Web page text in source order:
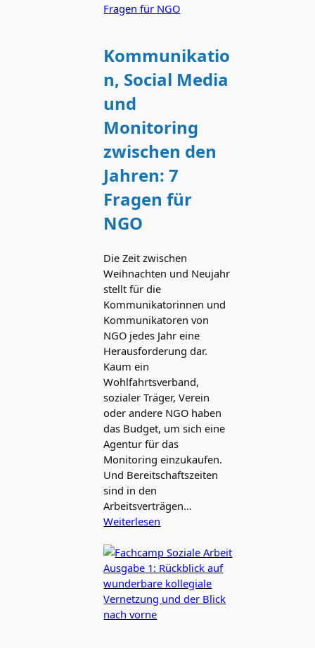
Kommunikatio
n, Social Media
und
Monitoring
zwischen den
Jahren: 7
Fragen für
NGO
Die Zeit zwischen
Weihnachten und Neujahr
stellt für die
Kommunikatorinnen und
Kommunikatoren von
NGO jedes Jahr eine
Herausforderung dar.
Kaum ein
Wohlfahrtsverband,
sozialer Träger, Verein
oder andere NGO haben
das Budget, um sich eine
Agentur für das
Monitoring einzukaufen.
Und Bereitschaftszeiten
sind in den
Arbeitsverträgen…
Weiterlesen